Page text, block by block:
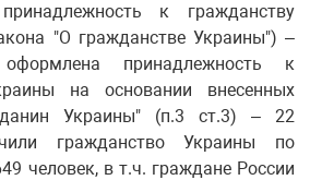
к гражданству
"О гражданстве Украины") –
принадлежность к
на основании внесенных
Украины" (п.3 ст.3) – 22
гражданство Украины по
человек, в т.ч. граждане России